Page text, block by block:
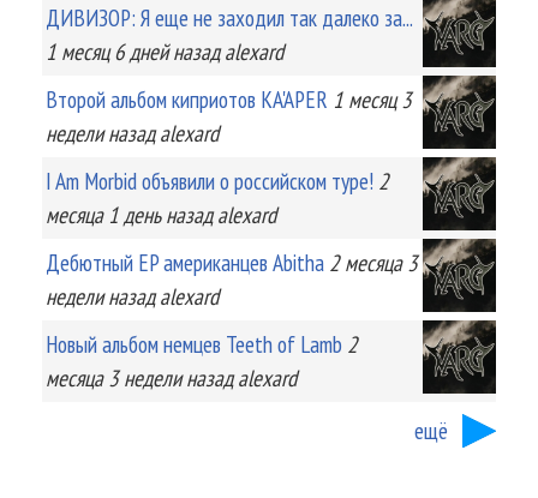
ДИВИЗОР: Я еще не заходил так далеко за...
1 месяц 6 днейназад alexard
Второй альбом киприотов KA'APER 1 месяц 3
неделиназад alexard
I Am Morbid объявили о российском туре! 2
месяца 1 деньназад alexard
Дебютный EP американцев Abitha 2 месяца 3
неделиназад alexard
Новый альбом немцев Teeth of Lamb 2
месяца 3 неделиназад alexard
ещё